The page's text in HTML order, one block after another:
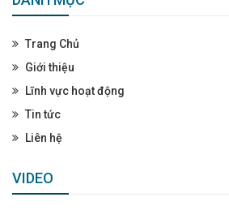
Trang Chủ
Giới thiệu
Lĩnh vực hoạt động
Tin tức
Liên hệ
VIDEO